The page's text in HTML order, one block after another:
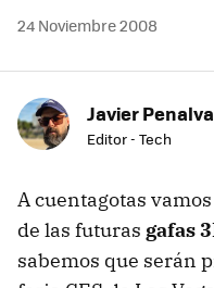
24 Noviembre 2008
Javier Penalva
Editor - Tech
A cuentagotas
de las futuras gafas
sabemos que serán